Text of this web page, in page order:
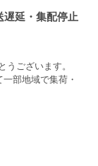
ご家庭の使
む人が多
環境で過
り立ちを
遅延・集配停止
ございます。
部地域で集荷・